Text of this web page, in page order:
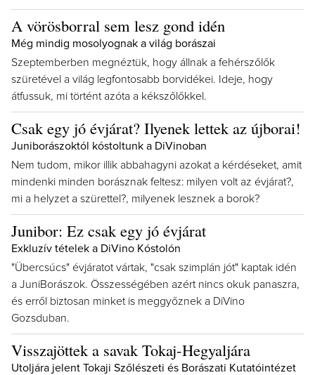
A vörösborral sem lesz gond idén
Még mindig mosolyognak a világ borászai
Szeptemberben megnéztük, hogy állnak a fehérszőlők
szüretével a világ legfontosabb borvidékei. Ideje, hogy
átfussuk, mi történt azóta a kékszőlőkkel.
Csak egy jó évjárat? Ilyenek lettek az újborai!
Juniborászoktól kóstoltunk a DiVinoban
Nem tudom, mikor illik abbahagyni azokat a kérdéseket, amit
mindenki minden borásznak feltesz: milyen volt az évjárat?,
mi a helyzet a szürettel?, milyenek lesznek a borok?
Junibor: Ez csak egy jó évjárat
Exkluzív tételek a DiVino Kóstolón
"Übercsúcs" évjáratot vártak, "csak szimplán jót" kaptak idén
a JuniBorászok. Összességében azért nincs okuk panaszra,
és erről biztosan minket is meggyőznek a DiVino
Gozsduban.
Visszajöttek a savak Tokaj-Hegyaljára
Utoljára jelent Tokaji Szőlészeti és Borászati Kutatóintézet